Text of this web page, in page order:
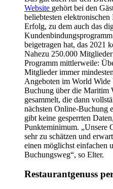
Website gehört bei den
beliebtesten
Erfolg, zu dem auch das
Kundenbindungsprogramm
beigetragen hat, das 2021
Nahezu 250.000
Programm mittlerweile:
Mitglieder immer
Angeboten im World
Buchung über die Maritim
gesammelt, die dann
nächsten Online-Buchung
gibt keine gesperrten
Punkteminimum. „Unsere
sehr zu schätzen und
einen möglichst einfachen
Buchungsweg“, so Elter.
Restaurantgenuss